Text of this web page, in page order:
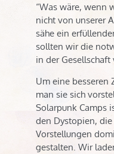
“Was wäre, wenn
nicht von unserer
sähe ein
sollten wir die
in der Gesellschaft
Um eine besseren
man sie sich
Solarpunk Camps
den Dystopien, die
Vorstellungen
gestalten. Wir